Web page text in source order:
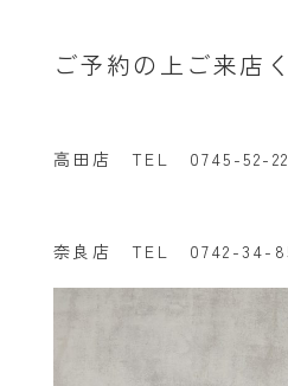
ご予約の上ご来店
高田店 TEL 0745-52-
奈良店 TEL 0742-34-